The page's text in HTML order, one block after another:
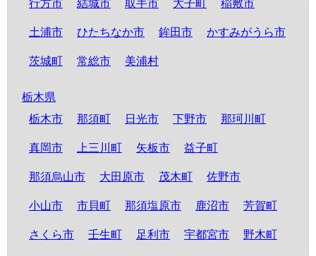
行方市 結城市 取手市 大子町 稲敷市
土浦市 ひたちなか市 鉾田市 かすみがうら市
茨城町 常総市 美浦村
栃木県
栃木市
那須町 日光市 下野市 那珂川町
真岡市 上三川町 矢板市 益子町
那須烏山市 大田原市 茂木町 佐野市
小山市 市貝町 那須塩原市 鹿沼市 芳賀町
さくら市 壬生町 足利市 宇都宮市 野木町